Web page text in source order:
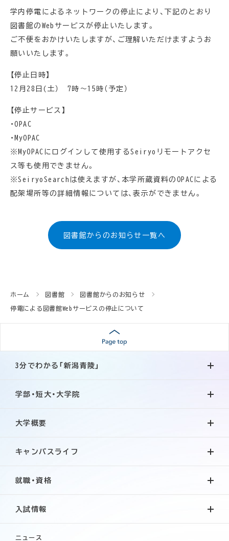
学内停電によるネットワークの停止により、下記のとおり
図書館のWebサービスが停止いたします。
ご不便をおかけいたしますが、ご理解いただけますようお
願いいたします。
【停止日時】
12月28日(土） 7時～15時（予定）
【停止サービス】
・OPAC
・MyOPAC
※MyOPACにログインして使用するSeiryoリモートアクセ
ス等も使用できません。
※SeiryoSearchは使えますが、本学所蔵資料のOPACによる
配架場所等の詳細情報については、表示ができません。
図書館からのお知らせ一覧へ
ホーム 図書館 図書館からのお知らせ
停電による図書館Webサービスの停止について
3分でわかる「新潟青陵」
学部・短大・大学院
大学概要
キャンパスライフ
就職・資格
入試情報
ニュース